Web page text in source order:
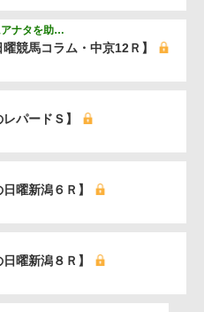
曜競馬コラム・中京12Ｒ】
アナタを助…
レパードＳ】
日曜新潟６Ｒ】
日曜新潟８Ｒ】